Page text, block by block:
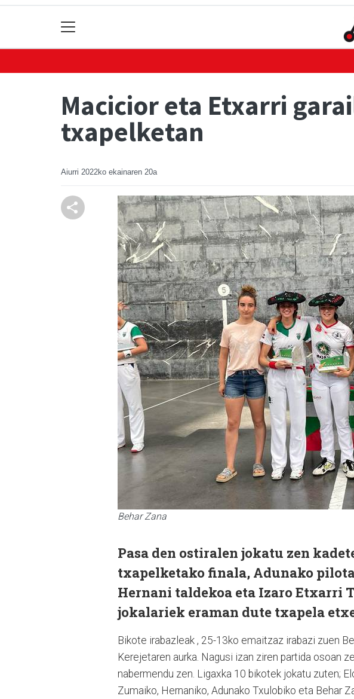
Macicior eta Etxarri
txapelketan
Aiurri 2022ko ekainaren 20a
Behar Zana
Pasa den ostiralen jokatu zen
txapelketako finala, Adunako
Hernani taldekoa eta Izaro Etxarri
jokalariek eraman dute txapela
Bikote irabazleak , 25-13ko emaitzaz irabazi zuen
Kerejetaren aurka. Nagusi izan ziren partida osoan
nabermendu zen. Ligaxka 10 bikotek jokatu zuten;
Zumaiko, Hernaniko, Adunako Txulobiko eta Behar